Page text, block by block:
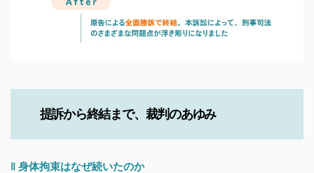
提訴から終結まで、裁判のあゆみ
‖ 身体拘束はなぜ続いたのか